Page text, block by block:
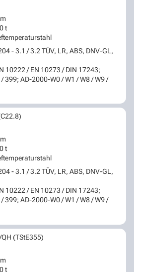
t
- 3.1 / 3.2 TÜV, LR, ABS, DNV-GL,
10222 / EN 10273 / DIN 17243;
399; AD-2000-W0 / W1 / W8 / W9 /
t
- 3.1 / 3.2 TÜV, LR, ABS, DNV-GL,
10222 / EN 10273 / DIN 17243;
399; AD-2000-W0 / W1 / W8 / W9 /
(TStE355)
t